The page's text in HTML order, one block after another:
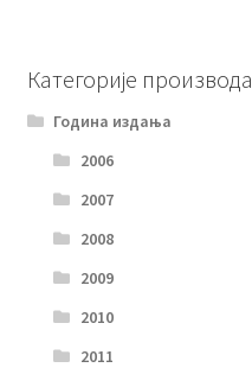
Категорије производа
Година издања
2006
2007
2008
2009
2010
2011